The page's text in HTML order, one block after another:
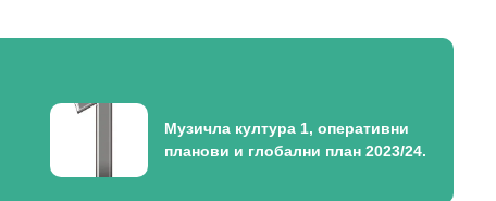
Музичла култура 1, оперативни
планови и глобални план 2023/24.